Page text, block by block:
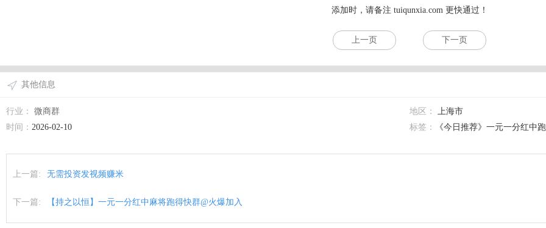
添加时，请备注 tuiqunxia.com更快通过！
上一页 下一页
其他信息
行业： 微商群 地区：
上海市
时间： 2026-02-10 标签： 《今日推荐》一元一分红中
上一篇: 无需投资发视频赚米
下一篇: 【持之以恒】一元一分红中麻将跑得快群@火爆加入